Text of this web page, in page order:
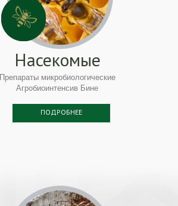
Насекомые
Препараты микробиологические
Агробиоинтенсив Бине
ПОДРОБНЕЕ